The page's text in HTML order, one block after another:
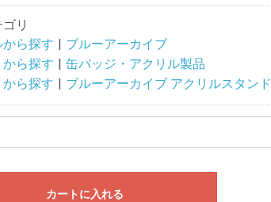
リ
から探す
ブルーアーカイブ
から探す
缶バッジ・アクリル製品
ら探す
ブルーアーカイブ アクリルスタンド
カートに入れる